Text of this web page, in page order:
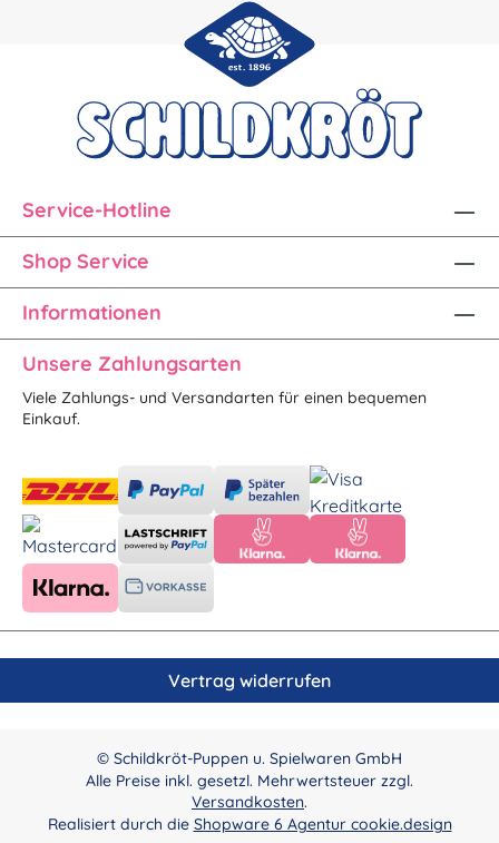
Service-Hotline
Shop Service
Informationen
Unsere Zahlungsarten
Viele Zahlungs- und Versandarten für einen bequemen
Einkauf.
Vertrag widerrufen
© Schildkröt-Puppen u. Spielwaren GmbH
Alle Preise inkl. gesetzl. Mehrwertsteuer zzgl.
Versandkosten.
Realisiert durch die Shopware 6 Agentur cookie.design